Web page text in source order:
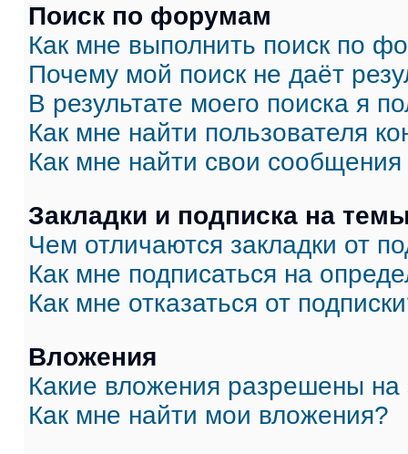
Поиск по форумам
Как мне выполнить поиск по
Почему мой поиск не даёт
В результате моего поиска я
Как мне найти пользователя
Как мне найти свои
Закладки и подписка на
Чем отличаются закладки от
Как мне подписаться на
Как мне отказаться от
Вложения
Какие вложения разрешены
Как мне найти мои вложения?